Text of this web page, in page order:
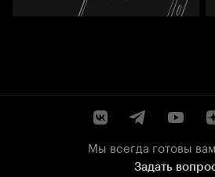
Мы всегда готовы
Задать